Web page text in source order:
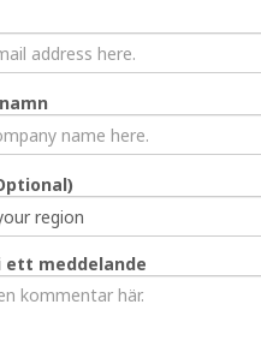
ett meddelande